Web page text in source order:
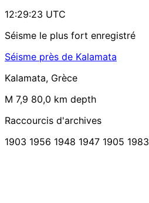
12:29:23 UTC
Séisme le plus fort enregistré
Séisme près de Kalamata
Kalamata, Grèce
M 7,9 80,0 km depth
Raccourcis d'archives
1903 1956 1948 1947 1905 1983